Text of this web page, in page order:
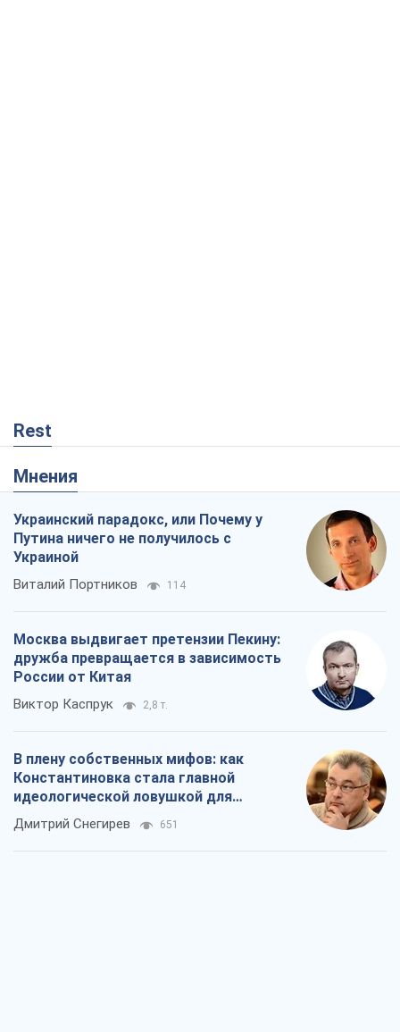
Rest
Мнения
Украинский парадокс, или Почему у
Путина ничего не получилось с
Украиной
Виталий Портников 114
Москва выдвигает претензии Пекину:
дружба превращается в зависимость
России от Китая
Виктор Каспрук 2,8 т.
В плену собственных мифов: как
Константиновка стала главной
идеологической ловушкой для
российских оккупантов
Дмитрий Снегирев 651